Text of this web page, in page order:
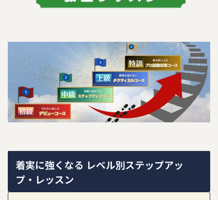
着実に強くなる レベル別ステップアッ
プ・レッスン